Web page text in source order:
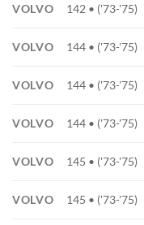
VOLVO 142 • ('73-'75)
VOLVO 144 • ('73-'75)
VOLVO 144 • ('73-'75)
VOLVO 144 • ('73-'75)
VOLVO 145 • ('73-'75)
VOLVO 145 • ('73-'75)